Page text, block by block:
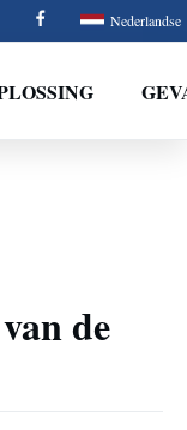
Nederlandse
de